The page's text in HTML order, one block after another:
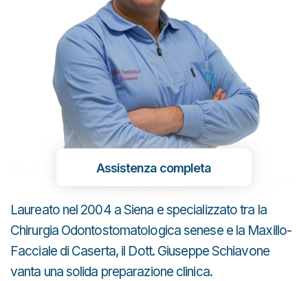
Assistenza completa
Laureato nel 2004 a Siena e specializzato tra la
Chirurgia Odontostomatologica senese e la Maxillo-
Facciale di Caserta, il Dott. Giuseppe Schiavone
vanta una solida preparazione clinica.